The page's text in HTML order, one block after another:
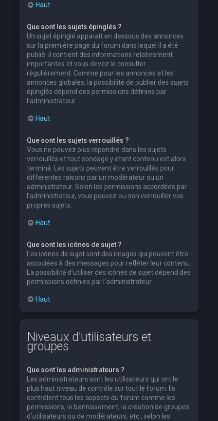
Haut
Que sont les sujets épinglés ?
Un sujet épinglé apparaît en dessous des annonces
sur la première page du forum dans lequel il a été
publié. il contient des informations relativement
importantes et vous devez le consulter
régulièrement. Comme pour les annonces et les
annonces globales, la possibilité de publier des sujets
épinglés dépend des permissions définies par
l’administrateur.
Haut
Que sont les sujets verrouillés ?
Vous ne pouvez plus répondre dans les sujets
verrouillés et tout sondage y étant contenu est alors
terminé. Les sujets peuvent être verrouillés pour
différentes raisons par un modérateur ou un
administrateur. Selon les permissions accordées par
l’administrateur, vous pouvez ou non verrouiller vos
propres sujets.
Haut
Que sont les icônes de sujet ?
Les icônes de sujet sont des images qui peuvent être
associées à des messages pour refléter leur contenu.
La possibilité d’utiliser des icônes de sujet dépend des
permissions définies par l’administrateur.
Haut
Niveaux d’utilisateurs et
groupes
Que sont les administrateurs ?
Les administrateurs sont les utilisateurs qui ont le
plus haut niveau de contrôle sur tout le forum. Ils
contrôlent tous les aspects du forum comme les
permissions, le bannissement, la création de groupes
d’utilisateurs ou de modérateurs, etc., selon les